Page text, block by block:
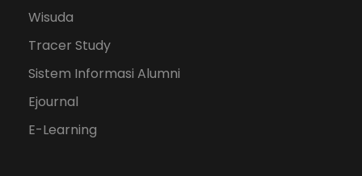
Wisuda
Tracer Study
Sistem Informasi Alumni
Ejournal
E-Learning